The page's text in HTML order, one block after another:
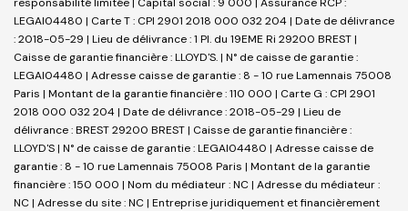
LEGAI04480 | Carte T : CPI 2901 2018 000 032 204 | Date de délivrance
: 2018-05-29 | Lieu de délivrance : 1 Pl. du 19EME Ri 29200 BREST |
Caisse de garantie financière : LLOYD'S. | N° de caisse de garantie :
LEGAI04480 | Adresse caisse de garantie : 8 - 10 rue Lamennais 75008
Paris | Montant de la garantie financière : 110 000 | Carte G : CPI 2901
2018 000 032 204 | Date de délivrance : 2018-05-29 | Lieu de
délivrance : BREST 29200 BREST | Caisse de garantie financière :
LLOYD'S | N° de caisse de garantie : LEGAI04480 | Adresse caisse de
garantie : 8 - 10 rue Lamennais 75008 Paris | Montant de la garantie
financière : 150 000 | Nom du médiateur : NC | Adresse du médiateur :
NC | Adresse du site : NC | Entreprise juridiquement et financièrement